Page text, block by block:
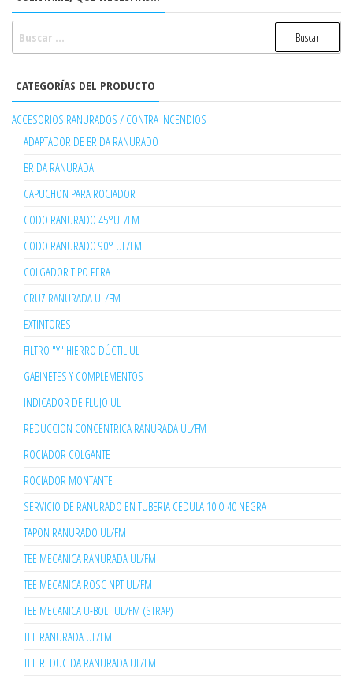
CATEGORÍAS DEL PRODUCTO
ACCESORIOS RANURADOS / CONTRA INCENDIOS
ADAPTADOR DE BRIDA RANURADO
BRIDA RANURADA
CAPUCHON PARA ROCIADOR
CODO RANURADO 45°UL/FM
CODO RANURADO 90° UL/FM
COLGADOR TIPO PERA
CRUZ RANURADA UL/FM
EXTINTORES
FILTRO "Y" HIERRO DÚCTIL UL
GABINETES Y COMPLEMENTOS
INDICADOR DE FLUJO UL
REDUCCION CONCENTRICA RANURADA UL/FM
ROCIADOR COLGANTE
ROCIADOR MONTANTE
SERVICIO DE RANURADO EN TUBERIA CEDULA 10 O 40 NEGRA
TAPON RANURADO UL/FM
TEE MECANICA RANURADA UL/FM
TEE MECANICA ROSC NPT UL/FM
TEE MECANICA U-BOLT UL/FM (STRAP)
TEE RANURADA UL/FM
TEE REDUCIDA RANURADA UL/FM